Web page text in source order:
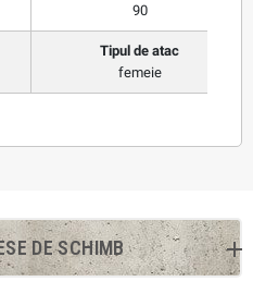
90
Tipul de atac
femeie
DE SCHIMB